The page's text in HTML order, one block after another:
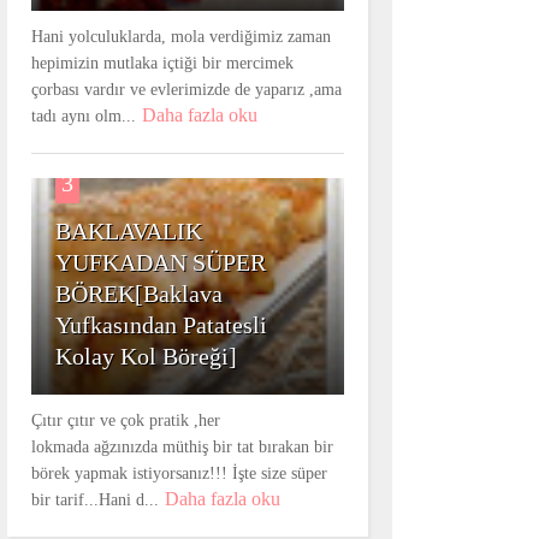
Hani yolculuklarda, mola verdiğimiz zaman
hepimizin mutlaka içtiği bir mercimek
çorbası vardır ve evlerimizde de yaparız ,ama
tadı aynı olm... Daha fazla oku
3
BAKLAVALIK
YUFKADAN SÜPER
BÖREK[Baklava
Yufkasından Patatesli
Kolay Kol Böreği]
Çıtır çıtır ve çok pratik ,her
lokmada ağzınızda müthiş bir tat bırakan bir
börek yapmak istiyorsanız!!! İşte size süper
bir tarif...Hani d... Daha fazla oku